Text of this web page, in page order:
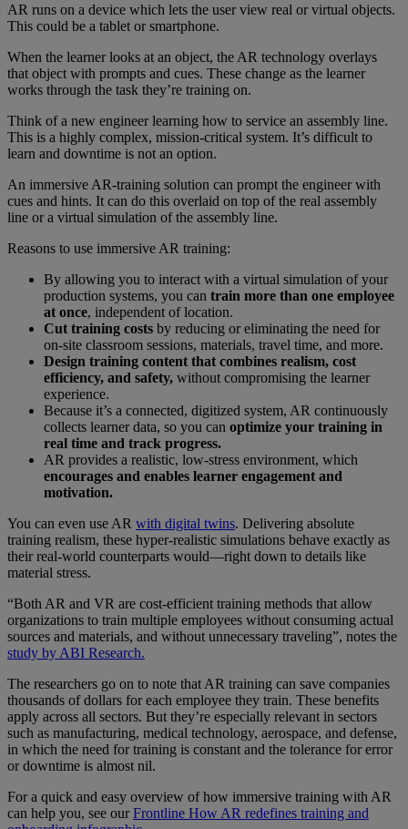
AR runs on a device which lets the user view real or virtual objects.
This could be a tablet or smartphone.
When the learner looks at an object, the AR technology overlays
that object with prompts and cues. These change as the learner
works through the task they’re training on.
Think of a new engineer learning how to service an assembly line.
This is a highly complex, mission-critical system. It’s difficult to
learn and downtime is not an option.
An immersive AR-training solution can prompt the engineer with
cues and hints. It can do this overlaid on top of the real assembly
line or a virtual simulation of the assembly line.
Reasons to use immersive AR training:
By allowing you to interact with a virtual simulation of your
production systems, you can train more than one employee
at once, independent of location.
Cut training costs by reducing or eliminating the need for
on-site classroom sessions, materials, travel time, and more.
Design training content that combines realism, cost
efficiency, and safety, without compromising the learner
experience.
Because it’s a connected, digitized system, AR continuously
collects learner data, so you can optimize your training in
real time and track progress.
AR provides a realistic, low-stress environment, which
encourages and enables learner engagement and
motivation.
You can even use AR with digital twins. Delivering absolute
training realism, these hyper-realistic simulations behave exactly as
their real-world counterparts would—right down to details like
material stress.
“Both AR and VR are cost-efficient training methods that allow
organizations to train multiple employees without consuming actual
sources and materials, and without unnecessary traveling”, notes the
study by ABI Research.
The researchers go on to note that AR training can save companies
thousands of dollars for each employee they train. These benefits
apply across all sectors. But they’re especially relevant in sectors
such as manufacturing, medical technology, aerospace, and defense,
in which the need for training is constant and the tolerance for error
or downtime is almost nil.
For a quick and easy overview of how immersive training with AR
can help you, see ourFrontline How AR redefines training and